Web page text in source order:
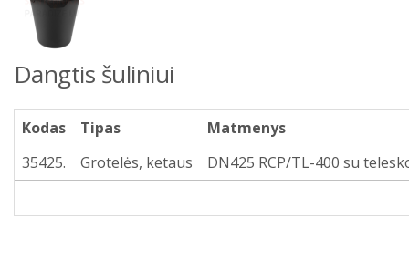
Dangtis šuliniui
Kodas Tipas
Matmenys
35425.
Grotelės, ketaus DN425 RCP/TL-400 su